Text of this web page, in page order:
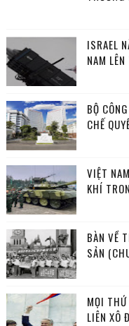
ISRAEL
NAM
BỘ
CHẾ
VIỆT
KHÍ
BÀN VỀ
SẢN
MỌI
LIÊN XÔ